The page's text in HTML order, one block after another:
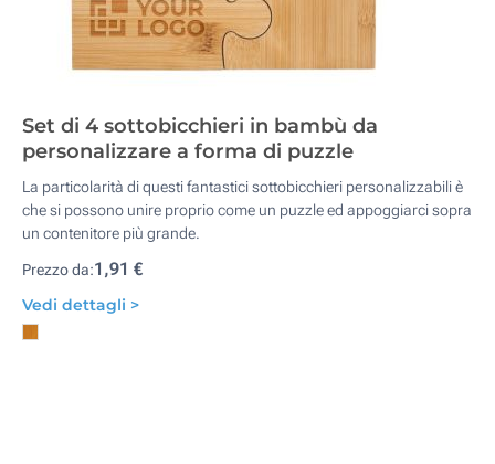
Set di 4 sottobicchieri in bambù da
personalizzare a forma di puzzle
La particolarità di questi fantastici sottobicchieri personalizzabili è
che si possono unire proprio come un puzzle ed appoggiarci sopra
un contenitore più grande.
Prezzo da:1,91 €
Vedi dettagli >